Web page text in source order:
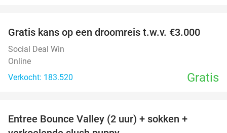
Gratis kans op een droomreis t.w.v. €3.000
Social Deal Win
Online
Verkocht: 183.520
Gratis
Entree Bounce Valley (2 uur) + sokken +